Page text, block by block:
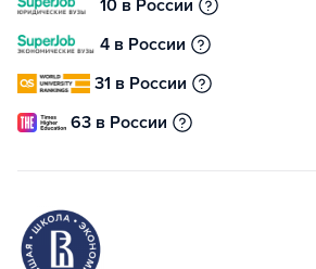
10 в России
4 в России
31 в России
63 в России